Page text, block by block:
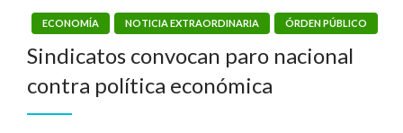
ECONOMÍA NOTICIA EXTRAORDINARIA ÓRDEN PÚBLICO
Sindicatos convocan paro nacional
contra política económica